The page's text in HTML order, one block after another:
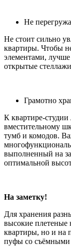
Не
Не стоит сильно
квартиры. Чтобы
элементами,
открытые
Грамотно
К квартире-
вместительному
тумб и комодов.
выполненный на
оптимальной
На заметку!
Для хранения
высокие плетеные
квартиры, но и на
пуфы со